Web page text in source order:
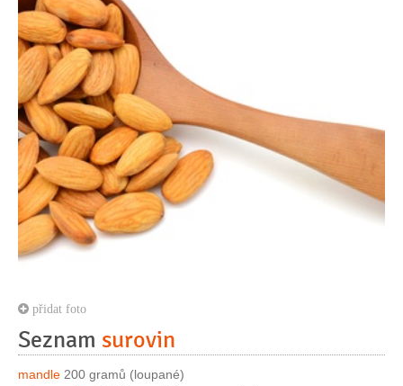
přidat foto
Seznam surovin
mandle 200 gramů (loupané)